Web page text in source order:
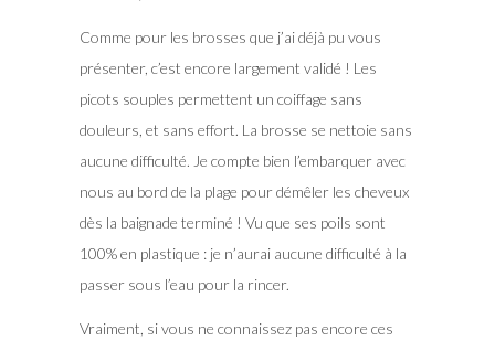
Comme pour les brosses que j’ai déjà pu vous
présenter, c’est encore largement validé ! Les
picots souples permettent un coiffage sans
douleurs, et sans effort. La brosse se nettoie sans
aucune difficulté. Je compte bien l’embarquer avec
nous au bord de la plage pour démêler les cheveux
dès la baignade terminé ! Vu que ses poils sont
100% en plastique : je n’aurai aucune difficulté à la
passer sous l’eau pour la rincer.
Vraiment, si vous ne connaissez pas encore ces